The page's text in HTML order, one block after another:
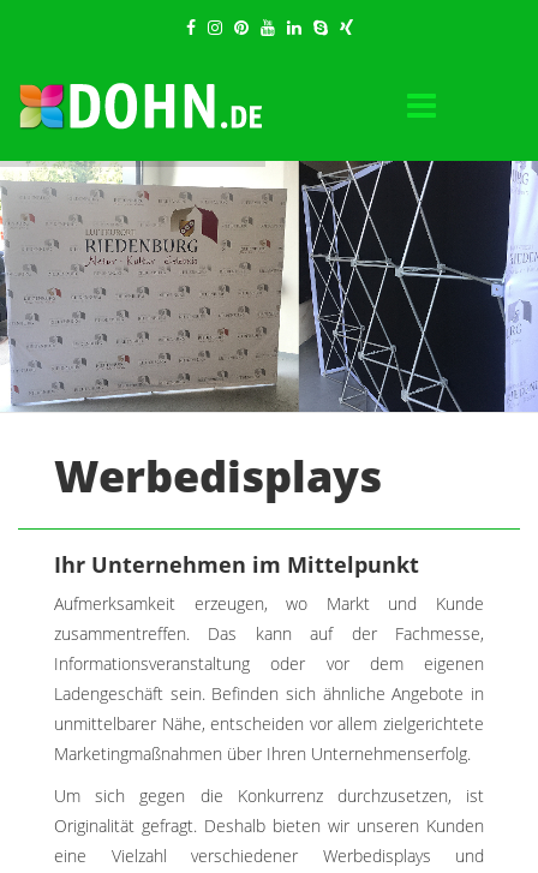
Werbedisplays
Ihr Unternehmen im Mittelpunkt
Aufmerksamkeit erzeugen, wo Markt und Kunde
zusammentreffen. Das kann auf der Fachmesse,
Informationsveranstaltung oder vor dem eigenen
Ladengeschäft sein. Befinden sich ähnliche Angebote in
unmittelbarer Nähe, entscheiden vor allem zielgerichtete
Marketingmaßnahmen über Ihren Unternehmenserfolg.
Um sich gegen die Konkurrenz durchzusetzen, ist
Originalität gefragt. Deshalb bieten wir unseren Kunden
eine Vielzahl verschiedener Werbedisplays und